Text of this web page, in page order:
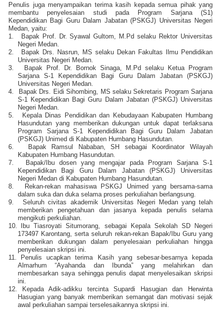
Penulis juga menyampaikan terima kasih kepada semua pihak yang
membantu penyelesaian studi pada Program Sarjana (S1)
Kependidikan Bagi Guru Dalam Jabatan (PSKGJ) Universitas Negeri
Medan, yaitu:
1.
Bapak Prof. Dr. Syawal Gultom, M.Pd selaku Rektor Universitas
Negeri Medan.
2.
Bapak Drs. Nasrun, MS selaku Dekan Fakultas Ilmu Pendidikan
Universitas Negeri Medan.
3.
Bapak Prof. Dr. Bornok Sinaga, M.Pd selaku Ketua Program
Sarjana S-1 Kependidikan Bagi Guru Dalam Jabatan (PSKGJ)
Universitas Negeri Medan.
4.
Bapak Drs. Eidi Sihombing, MS selaku Sekretaris Program Sarjana
S-1 Kependidikan Bagi Guru Dalam Jabatan (PSKGJ) Universitas
Negeri Medan.
5.
Kepala Dinas Pendidikan dan Kebudayaan Kabupaten Humbang
Hasundutan yang memberikan dukungan untuk dapat terlaksana
Program Sarjana S-1 Kependidikan Bagi Guru Dalam Jabatan
(PSKGJ) Unimed di Kabupaten Humbang Hasundutan.
6.
Bapak Ramsul Nababan, SH sebagai Koordinator Wilayah
Kabupaten Humbang Hasundutan.
7.
Bapak/Ibu dosen yang mengajar pada Program Sarjana S-1
Kependidikan Bagi Guru Dalam Jabatan (PSKGJ) Universitas
Negeri Medan di Kabupaten Humbang Hasundutan.
8.
Rekan-rekan mahasiswa PSKGJ Unimed yang bersama-sama
dalam suka dan duka selama proses perkuliahan berlangsung.
9.
Seluruh civitas akademik Universitas Negeri Medan yang telah
memberikan pengetahuan dan jasanya kepada penulis selama
mengikuti perkuliahan.
10.
Ibu Tiasroyati Situmorang, sebagai Kepala Sekolah SD Negeri
173497 Karontang, serta seluruh rekan-rekan Bapak/Ibu Guru yang
memberikan dukungan dalam penyelesaian perkuliahan hingga
penyelesaian skripsi ini.
11.
Penulis ucapkan terima Kasih yang sebesar-besarnya kepada
Almarhum “Ayahanda dan Ibunda” yang melahirkan dan
membesarkan saya sehingga penulis dapat menyelesaikan skripsi
ini.
12.
Kepada Adik-adikku tercinta Supardi Hasugian dan Herwinta
Hasugian yang banyak memberikan semangat dan motivasi sejak
awal perkuliahan sampai terselesaikannya skripsi ini.